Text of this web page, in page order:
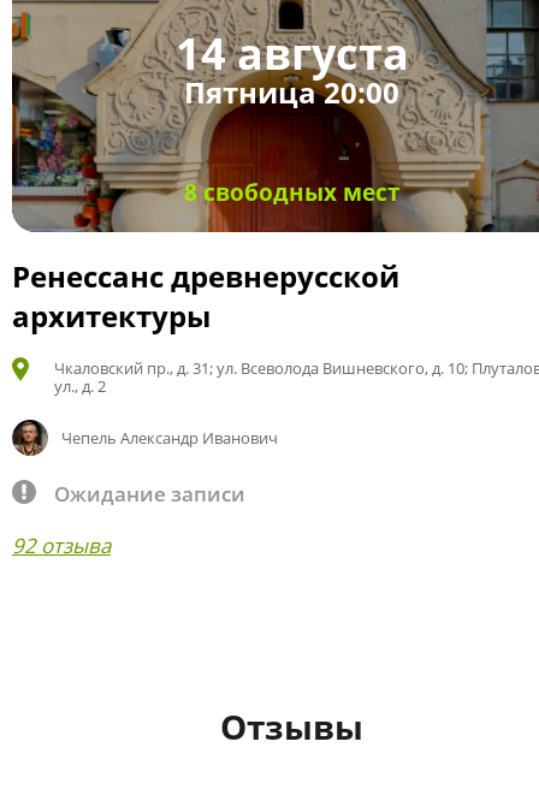
14 августа
Пятница 20:00
8 свободных мест
Ренессанс древнерусской
архитектуры
Чкаловский пр., д. 31; ул. Всеволода Вишневского, д. 10;
ул., д. 2
Чепель Александр Иванович
Ожидание записи
92 отзыва
Отзывы